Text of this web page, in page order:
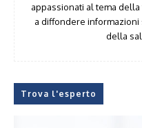
appassionati al tema della
a diffondere
della
Trova l'esperto